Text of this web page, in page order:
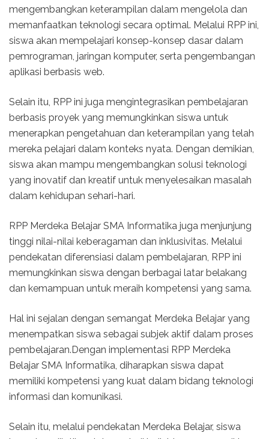
mengembangkan keterampilan dalam mengelola dan
memanfaatkan teknologi secara optimal. Melalui RPP ini,
siswa akan mempelajari konsep-konsep dasar dalam
pemrograman, jaringan komputer, serta pengembangan
aplikasi berbasis web.
Selain itu, RPP ini juga mengintegrasikan pembelajaran
berbasis proyek yang memungkinkan siswa untuk
menerapkan pengetahuan dan keterampilan yang telah
mereka pelajari dalam konteks nyata. Dengan demikian,
siswa akan mampu mengembangkan solusi teknologi
yang inovatif dan kreatif untuk menyelesaikan masalah
dalam kehidupan sehari-hari.
RPP Merdeka Belajar SMA Informatika juga menjunjung
tinggi nilai-nilai keberagaman dan inklusivitas. Melalui
pendekatan diferensiasi dalam pembelajaran, RPP ini
memungkinkan siswa dengan berbagai latar belakang
dan kemampuan untuk meraih kompetensi yang sama.
Hal ini sejalan dengan semangat Merdeka Belajar yang
menempatkan siswa sebagai subjek aktif dalam proses
pembelajaran.Dengan implementasi RPP Merdeka
Belajar SMA Informatika, diharapkan siswa dapat
memiliki kompetensi yang kuat dalam bidang teknologi
informasi dan komunikasi.
Selain itu, melalui pendekatan Merdeka Belajar, siswa